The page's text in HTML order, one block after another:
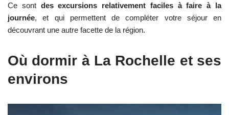
Ce sont des excursions relativement faciles à faire à la
journée, et qui permettent de compléter votre séjour en
découvrant une autre facette de la région.
Où dormir à La Rochelle et ses
environs